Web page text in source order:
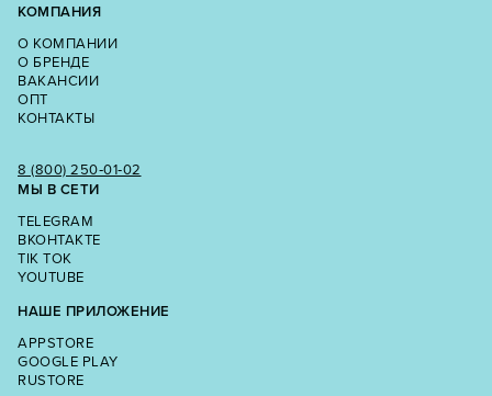
КОМПАНИЯ
О КОМПАНИИ
О БРЕНДЕ
ВАКАНСИИ
ОПТ
КОНТАКТЫ
8 (800) 250‑01‑02
МЫ В СЕТИ
TELEGRAM
ВКОНТАКТЕ
TIK TOK
YOUTUBE
НАШЕ ПРИЛОЖЕНИЕ
APPSTORE
GOOGLE PLAY
RUSTORE